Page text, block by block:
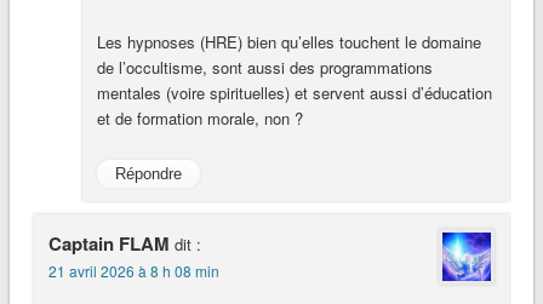
Les hypnoses (HRE) bien qu’elles touchent le domaine
de l’occultisme, sont aussi des programmations
mentales (voire spirituelles) et servent aussi d’éducation
et de formation morale, non ?
Répondre
Captain FLAM dit :
21 avril 2026 à 8 h 08 min